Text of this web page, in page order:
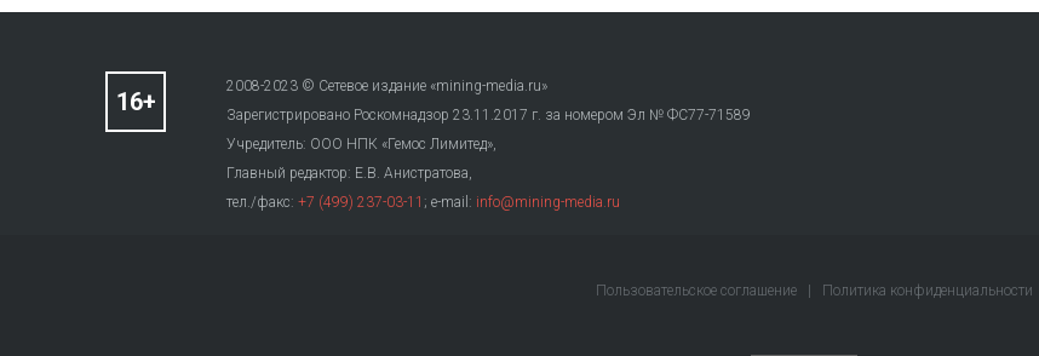
2008-2023 © Сетевое издание «mining-media.ru»
Зарегистрировано Роскомнадзор 23.11.2017 г. за номером Эл № ФС77-71589
Учредитель: ООО НПК «Гемос Лимитед»,
Главный редактор: Е.В. Анистратова,
тел./факс: +7 (499) 237-03-11 ; e-mail: info@mining-media.ru
Пользовательское соглашение Политика конфиденциальности